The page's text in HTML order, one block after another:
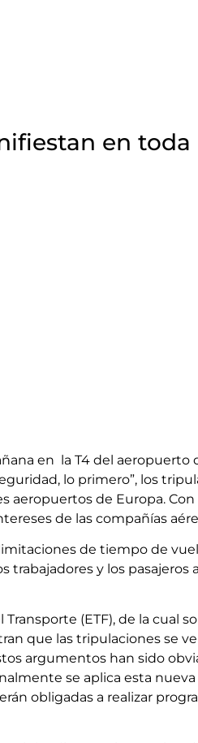
en
en la T4 del
lo primero”, los
de Europa.
de las compañías
de tiempo de
y los pasajeros
(ETF), de la cual
que las tripulaciones se
argumentos han sido
se aplica esta
obligadas a realizar